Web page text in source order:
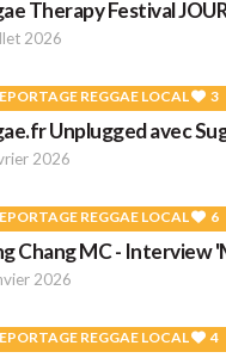
Therapy Festival
2026
REGGAE LOCAL 3
Unplugged avec
2026
REGGAE LOCAL 6
Chang MC - Interview
2026
REGGAE LOCAL 4